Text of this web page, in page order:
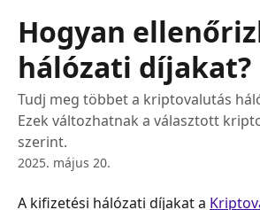
Hogyan
hálózati díjakat?
Tudj meg többet a kriptovalutás
Ezek változhatnak a választott
szerint.
2025. május 20.
A kifizetési hálózati díjakat a